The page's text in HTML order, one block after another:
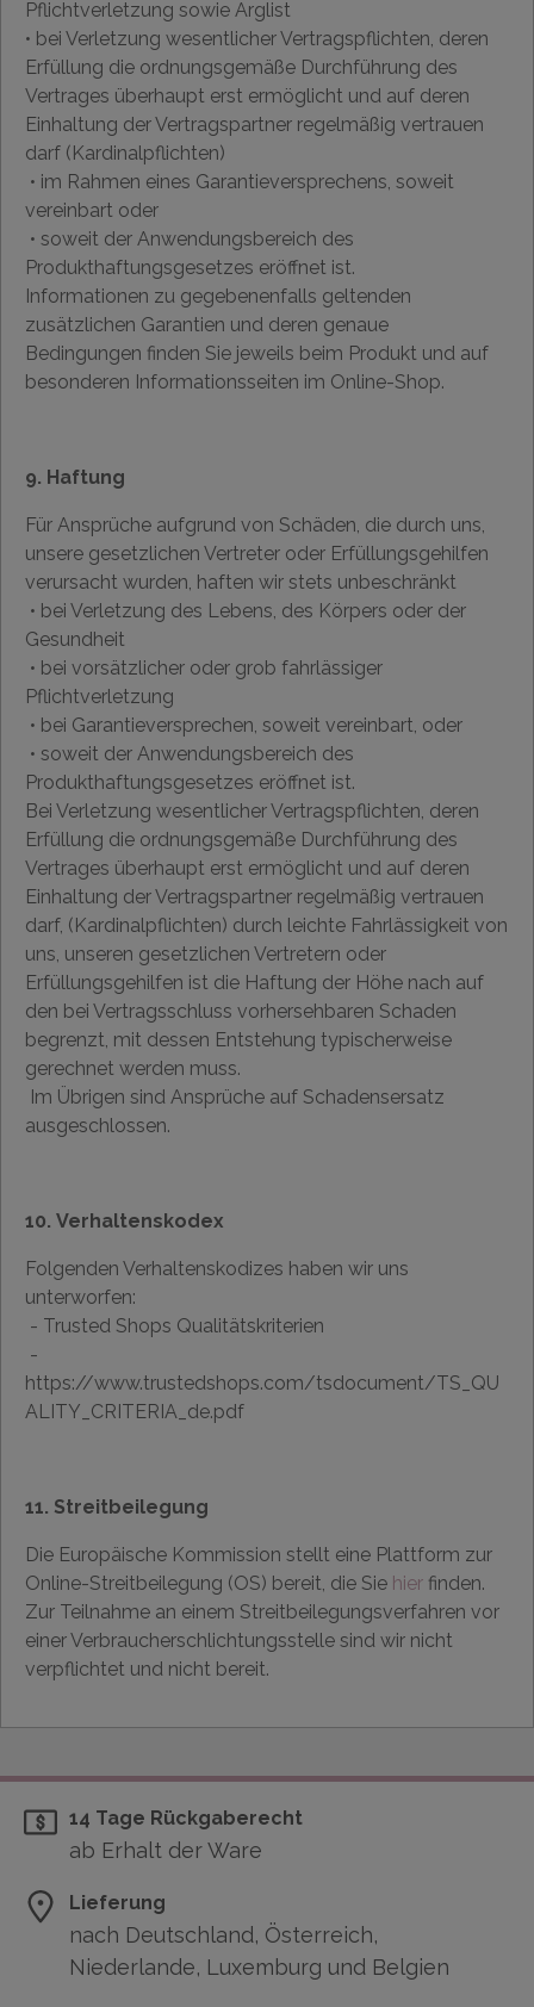
Pflichtverletzung sowie Arglist
• bei Verletzung wesentlicher Vertragspflichten, deren
Erfüllung die ordnungsgemäße Durchführung des
Vertrages überhaupt erst ermöglicht und auf deren
Einhaltung der Vertragspartner regelmäßig vertrauen
darf (Kardinalpflichten)
• im Rahmen eines Garantieversprechens, soweit
vereinbart oder
• soweit der Anwendungsbereich des
Produkthaftungsgesetzes eröffnet ist.
Informationen zu gegebenenfalls geltenden
zusätzlichen Garantien und deren genaue
Bedingungen finden Sie jeweils beim Produkt und auf
besonderen Informationsseiten im Online-Shop.
9. Haftung
Für Ansprüche aufgrund von Schäden, die durch uns,
unsere gesetzlichen Vertreter oder Erfüllungsgehilfen
verursacht wurden, haften wir stets unbeschränkt
• bei Verletzung des Lebens, des Körpers oder der
Gesundheit
• bei vorsätzlicher oder grob fahrlässiger
Pflichtverletzung
• bei Garantieversprechen, soweit vereinbart, oder
• soweit der Anwendungsbereich des
Produkthaftungsgesetzes eröffnet ist.
Bei Verletzung wesentlicher Vertragspflichten, deren
Erfüllung die ordnungsgemäße Durchführung des
Vertrages überhaupt erst ermöglicht und auf deren
Einhaltung der Vertragspartner regelmäßig vertrauen
darf, (Kardinalpflichten) durch leichte Fahrlässigkeit von
uns, unseren gesetzlichen Vertretern oder
Erfüllungsgehilfen ist die Haftung der Höhe nach auf
den bei Vertragsschluss vorhersehbaren Schaden
begrenzt, mit dessen Entstehung typischerweise
gerechnet werden muss.
Im Übrigen sind Ansprüche auf Schadensersatz
ausgeschlossen.
10. Verhaltenskodex
Folgenden Verhaltenskodizes haben wir uns
unterworfen:
- Trusted Shops Qualitätskriterien
-
https://www.trustedshops.com/tsdocument/TS_QU
ALITY_CRITERIA_de.pdf
11. Streitbeilegung
Die Europäische Kommission stellt eine Plattform zur
Online-Streitbeilegung (OS) bereit, die Sie hier finden.
Zur Teilnahme an einem Streitbeilegungsverfahren vor
einer Verbraucherschlichtungsstelle sind wir nicht
verpflichtet und nicht bereit.
14 Tage Rückgaberecht
ab Erhalt der Ware
Lieferung
nach Deutschland, Österreich,
Niederlande, Luxemburg und Belgien